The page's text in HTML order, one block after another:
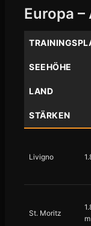
Europa –
SEEHÖHE
LAND
STÄRKEN
Livigno
St. Moritz
m